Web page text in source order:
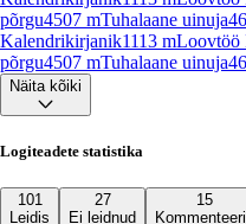
põrgu4507 mTuhalaane uinuja
Kalendrikirjanik1113 mLoovtöö
põrgu4507 mTuhalaane uinuja
Näita kõiki
Logiteadete statistika
101
Leidis
27
Ei leidnud
15